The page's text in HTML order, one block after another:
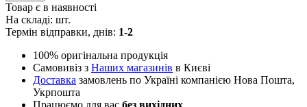
Товар є в наявності
На складі: шт.
Термін відправки, днів: 1-2
100% оригінальна продукція
Самовивіз з Наших магазинів в Києві
Доставка замовлень по Україні компанією Нова Пошта,
Укрпошта
Працюємо для вас без вихідних